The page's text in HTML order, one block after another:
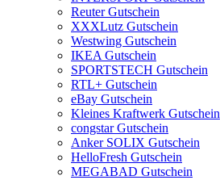
Reuter Gutschein
XXXLutz Gutschein
Westwing Gutschein
IKEA Gutschein
SPORTSTECH Gutschein
RTL+ Gutschein
eBay Gutschein
Kleines Kraftwerk Gutschein
congstar Gutschein
Anker SOLIX Gutschein
HelloFresh Gutschein
MEGABAD Gutschein